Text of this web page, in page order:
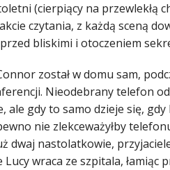
(cierpiący na przewlekłą
czytania, z każdą sceną
bliskimi i otoczeniem
został w domu sam,
Nieodebrany telefon
ale gdy to samo dzieje się, gdy
nie zlekceważyłby
dwaj nastolatkowie,
wraca ze szpitala, łamiąc